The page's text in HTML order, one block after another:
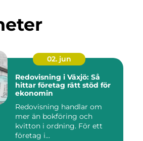
02. jun
Redovisning i Växjö: Så
hittar företag rätt stöd för
ekonomin
Redovisning handlar om
mer än bokföring och
kvitton i ordning. För ett
företag i...